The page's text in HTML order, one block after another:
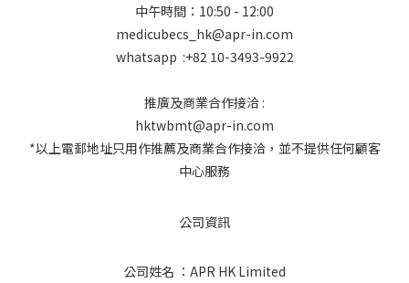
中午時間：10:50 - 12:00
medicubecs_hk@apr-in.com
whatsapp :+82 10-3493-9922
推廣及商業合作接洽 :
hktwbmt@apr-in.com
*以上電郵地址只用作推薦及商業合作接洽，並不提供任何顧客
中心服務
公司資訊
公司姓名 ：APR HK Limited